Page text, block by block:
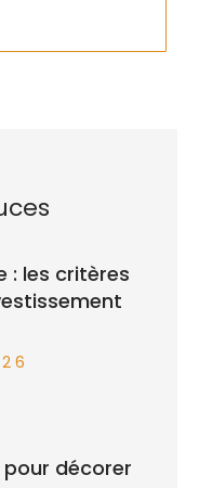
: les critères
décorer